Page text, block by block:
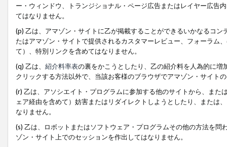
ー・ウィンドウ、トランジショナル・ページ広告またはレイヤー広告
てはなりません。
(p) 乙は、アマゾン・サイトに乙が掲載することができるいかなるコ
たはアマゾン・サイトで提供されるカスタマーレビュー、フォーラム
て）、特別リンクを含めてはなりません。
(q) 乙は、 紹介料率表の裏をかこうとしたり、乙の紹介料を人為的に
クリックする方法以外で、当該お客様のブラウザでアマゾン・サイト
(r) 乙は、アソシエイト・プログラムに参加する他のサイトから、ま
ェア経由を含めて）妨害またはリダイレクトしようとしたり、または
なりません。
(s) 乙は、ロボットまたはソフトウェア・プログラムその他の方法を
ゾン・サイト上でのセッションを作出してはなりません。